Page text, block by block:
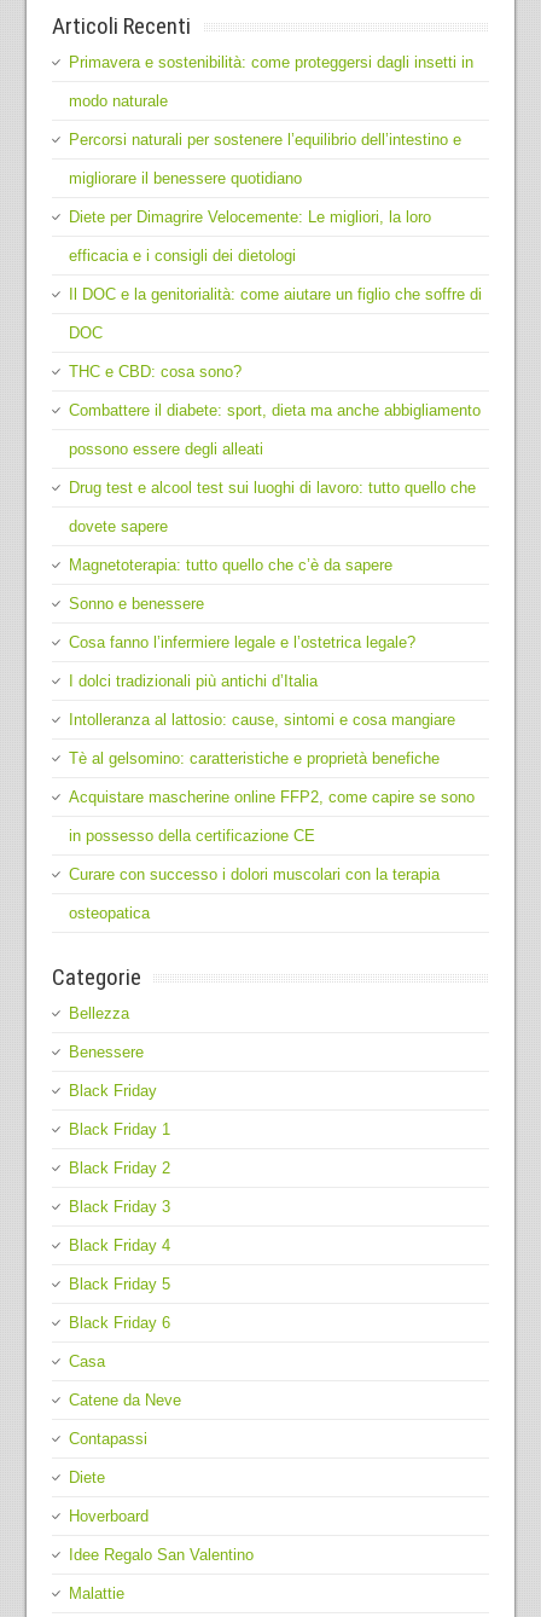
Articoli Recenti
Primavera e sostenibilità: come proteggersi dagli insetti in
modo naturale
Percorsi naturali per sostenere l’equilibrio dell’intestino e
migliorare il benessere quotidiano
Diete per Dimagrire Velocemente: Le migliori, la loro
efficacia e i consigli dei dietologi
Il DOC e la genitorialità: come aiutare un figlio che soffre di
DOC
THC e CBD: cosa sono?
Combattere il diabete: sport, dieta ma anche abbigliamento
possono essere degli alleati
Drug test e alcool test sui luoghi di lavoro: tutto quello che
dovete sapere
Magnetoterapia: tutto quello che c’è da sapere
Sonno e benessere
Cosa fanno l’infermiere legale e l’ostetrica legale?
I dolci tradizionali più antichi d’Italia
Intolleranza al lattosio: cause, sintomi e cosa mangiare
Tè al gelsomino: caratteristiche e proprietà benefiche
Acquistare mascherine online FFP2, come capire se sono
in possesso della certificazione CE
Curare con successo i dolori muscolari con la terapia
osteopatica
Categorie
Bellezza
Benessere
Black Friday
Black Friday 1
Black Friday 2
Black Friday 3
Black Friday 4
Black Friday 5
Black Friday 6
Casa
Catene da Neve
Contapassi
Diete
Hoverboard
Idee Regalo San Valentino
Malattie